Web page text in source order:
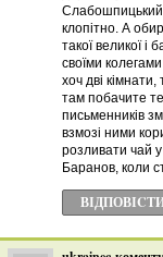
клопітно. А
такої великої і
своїми
хоч дві
там побачите
письменників
взмозі ними
розливати чай
Баранов, коли